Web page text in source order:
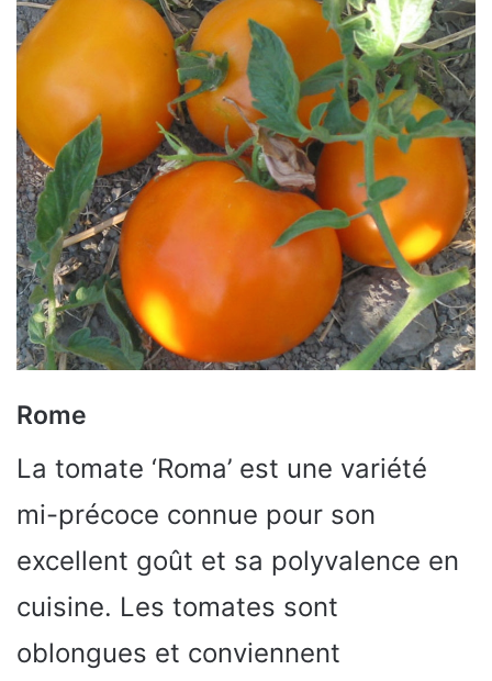
Rome
La tomate ‘Roma’ est une variété
mi-précoce connue pour son
excellent goût et sa polyvalence en
cuisine. Les tomates sont
oblongues et conviennent